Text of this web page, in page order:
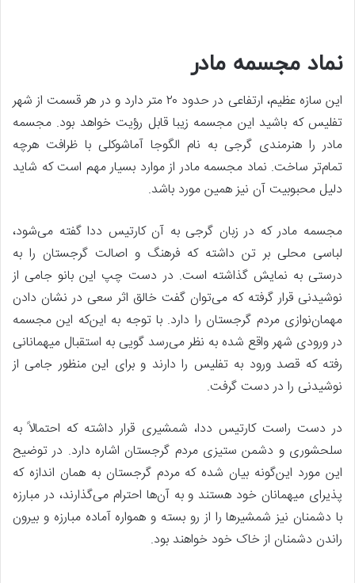
نماد مجسمه مادر
این سازه عظیم، ارتفاعی در حدود ۲۰ متر دارد و در هر قسمت از شهر
تفلیس که باشید این مجسمه زیبا قابل رؤیت خواهد بود. مجسمه
مادر را هنرمندی گرجی به نام الگوجا آماشوکلی با ظرافت هرچه
تمام‌تر ساخت. نماد مجسمه مادر از موارد بسیار مهم است که شاید
دلیل محبوبیت آن نیز همین مورد باشد.
مجسمه مادر که در زبان گرجی به آن کارتیس ددا گفته می‌شود،
لباسی محلی بر تن داشته که فرهنگ و اصالت گرجستان را به
درستی به نمایش گذاشته است. در دست چپ این بانو جامی از
نوشیدنی قرار گرفته که می‌توان گفت خالق اثر سعی در نشان دادن
مهمان‌نوازی مردم گرجستان را دارد. با توجه به این‌که این مجسمه
در ورودی شهر واقع شده به نظر می‌رسد گویی به استقبال میهمانانی
رفته که قصد ورود به تفلیس را دارند و برای این منظور جامی از
نوشیدنی را در دست گرفت.
در دست راست کارتیس ددا، شمشیری قرار داشته که احتمالاً به
سلحشوری و دشمن ستیزی مردم گرجستان اشاره دارد. در توضیح
این مورد این‌گونه بیان شده که مردم گرجستان به همان اندازه که
پذیرای میهمانان خود هستند و به آن‌ها احترام می‌گذارند، در مبارزه
با دشمنان نیز شمشیرها را از رو بسته‌ و همواره آماده مبارزه و بیرون
راندن دشمنان از خاک خود خواهند بود.